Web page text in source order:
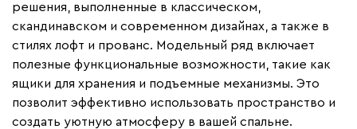
решения, выполненные в классическом,
скандинавском и современном дизайнах, а также в
стилях лофт и прованс. Модельный ряд включает
полезные функциональные возможности, такие как
ящики для хранения и подъемные механизмы. Это
позволит эффективно использовать пространство и
создать уютную атмосферу в вашей спальне.